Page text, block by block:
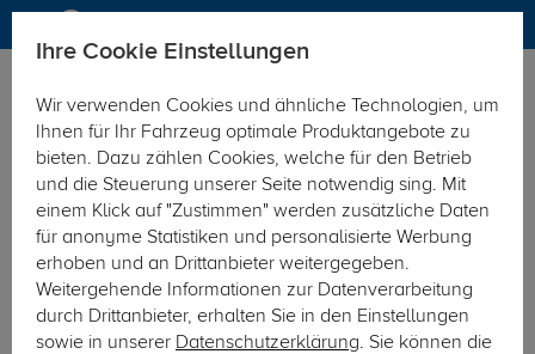
Hier geht's zur Fahrzeugübersicht: Iveco Daily
Ihre Cookie Einstellungen
Wir verwenden Cookies und ähnliche Technologien, um
Ihnen für Ihr Fahrzeug optimale Produktangebote zu
bieten. Dazu zählen Cookies, welche für den Betrieb
und die Steuerung unserer Seite notwendig sing. Mit
einem Klick auf "Zustimmen" werden zusätzliche Daten
für anonyme Statistiken und personalisierte Werbung
erhoben und an Drittanbieter weitergegeben.
Weitergehende Informationen zur Datenverarbeitung
durch Drittanbieter, erhalten Sie in den Einstellungen
sowie in unserer Datenschutzerklärung. Sie können die